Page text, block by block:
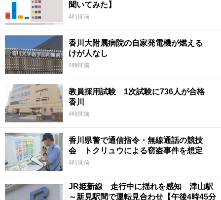
聞いてみた】
4時間前
香川大附属病院の自家発電機が燃える
けが人なし
4時間前
教員採用試験 1次試験に736人が合格
香川
4時間前
香川県警で通信指令・無線通話の競技
会 トクリュウによる窃盗事件を想定
4時間前
JR姫新線 走行中に揺れを感知 津山駅
～新見駅間で運転見合わせ【午後4時45分